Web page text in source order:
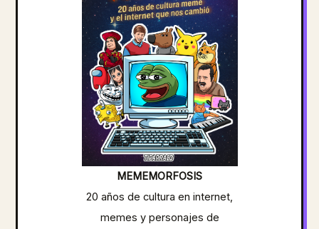
MEMEMORFOSIS
20 años de cultura en internet,
memes y personajes de